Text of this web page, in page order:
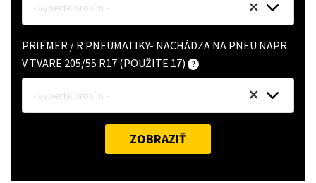
- vyberte prosím -
PRIEMER / R PNEUMATIKY- NACHÁDZA NA PNEU NAPR.
V TVARE 205/55 R17 (POUŽITE 17)
- vyberte prosím -
ZOBRAZIŤ